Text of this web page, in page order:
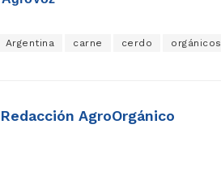
Argentina carne cerdo orgánicos
Redacción AgroOrgánico